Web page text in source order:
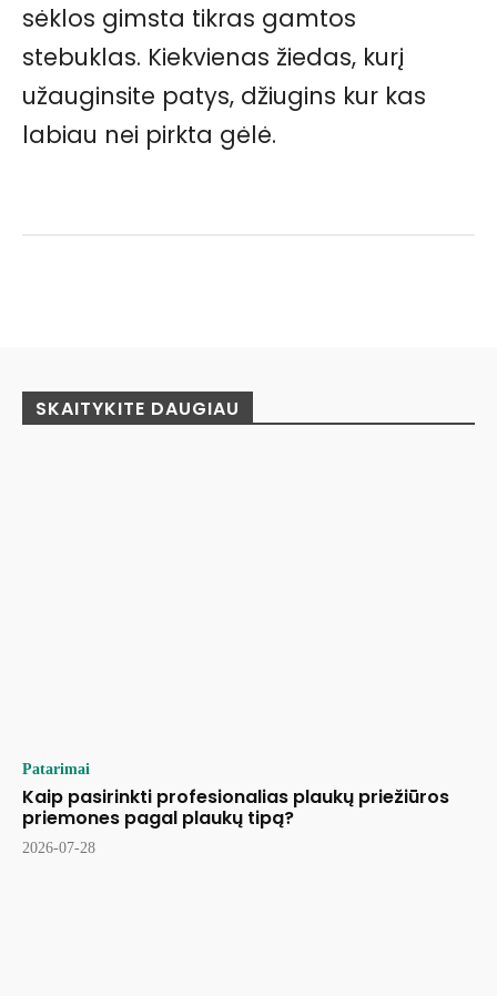
sėklos gimsta tikras gamtos
stebuklas. Kiekvienas žiedas, kurį
užauginsite patys, džiugins kur kas
labiau nei pirkta gėlė.
SKAITYKITE DAUGIAU
Patarimai
Kaip pasirinkti profesionalias plaukų priežiūros
priemones pagal plaukų tipą?
2026-07-28